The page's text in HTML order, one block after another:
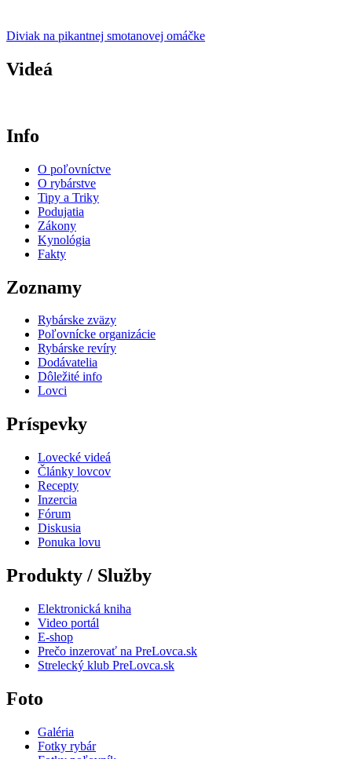
Diviak na pikantnej smotanovej omáčke
Videá
Info
O poľovníctve
O rybárstve
Tipy a Triky
Podujatia
Zákony
Kynológia
Fakty
Zoznamy
Rybárske zväzy
Poľovnícke organizácie
Rybárske revíry
Dodávatelia
Dôležité info
Lovci
Príspevky
Lovecké videá
Články lovcov
Recepty
Inzercia
Fórum
Diskusia
Ponuka lovu
Produkty / Služby
Elektronická kniha
Video portál
E-shop
Prečo inzerovať na PreLovca.sk
Strelecký klub PreLovca.sk
Foto
Galéria
Fotky rybár